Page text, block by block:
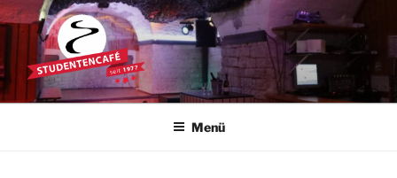
Zum
Inhalt
springen
STUDENTENCAFÉ
Die Kultkneipe in Ulm seit 1977
Menü